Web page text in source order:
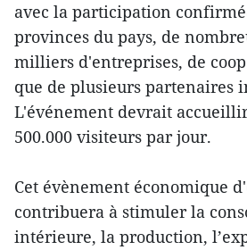
avec la participation
provinces du pays, de
milliers d'entreprises, de
que de plusieurs partenaires
L'événement devrait
500.000 visiteurs par jour.
Cet évènement économique
contribuera à stimuler la
intérieure, la production,